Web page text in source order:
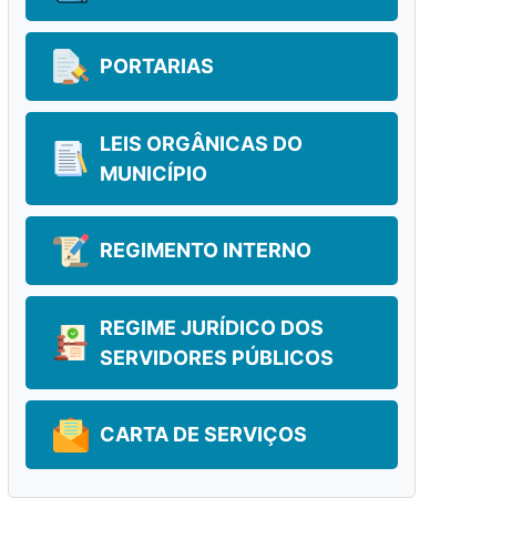
PORTARIAS
LEIS ORGÂNICAS DO
MUNICÍPIO
REGIMENTO INTERNO
REGIME JURÍDICO DOS
SERVIDORES PÚBLICOS
CARTA DE SERVIÇOS